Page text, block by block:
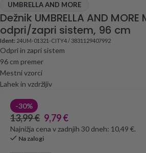
UMBRELLA AND MORE
Dežnik UMBRELLA AND
odpri/zapri sistem, 96 cm
Ident: 24UM-01321-CITY4 / 3831129407992
Odpri in zapri sistem
96 cm premer
Mestni vzorci
Lahek in vzdržljiv
-30%
13,99€ 9,79€
Najnižja cena v zadnjih 30 dneh: 10,49 €.
Na zalogi